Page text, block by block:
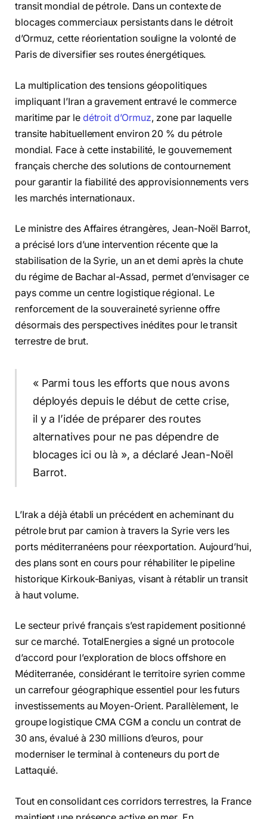
transit mondial de pétrole. Dans un contexte de
blocages commerciaux persistants dans le détroit
d’Ormuz, cette réorientation souligne la volonté de
Paris de diversifier ses routes énergétiques.
La multiplication des tensions géopolitiques
impliquant l’Iran a gravement entravé le commerce
maritime par le détroit d’Ormuz, zone par laquelle
transite habituellement environ 20 % du pétrole
mondial. Face à cette instabilité, le gouvernement
français cherche des solutions de contournement
pour garantir la fiabilité des approvisionnements vers
les marchés internationaux.
Le ministre des Affaires étrangères, Jean-Noël Barrot,
a précisé lors d’une intervention récente que la
stabilisation de la Syrie, un an et demi après la chute
du régime de Bachar al-Assad, permet d’envisager ce
pays comme un centre logistique régional. Le
renforcement de la souveraineté syrienne offre
désormais des perspectives inédites pour le transit
terrestre de brut.
« Parmi tous les efforts que nous avons
déployés depuis le début de cette crise,
il y a l’idée de préparer des routes
alternatives pour ne pas dépendre de
blocages ici ou là », a déclaré Jean-Noël
Barrot.
L’Irak a déjà établi un précédent en acheminant du
pétrole brut par camion à travers la Syrie vers les
ports méditerranéens pour réexportation. Aujourd’hui,
des plans sont en cours pour réhabiliter le pipeline
historique Kirkouk-Baniyas, visant à rétablir un transit
à haut volume.
Le secteur privé français s’est rapidement positionné
sur ce marché. TotalEnergies a signé un protocole
d’accord pour l’exploration de blocs offshore en
Méditerranée, considérant le territoire syrien comme
un carrefour géographique essentiel pour les futurs
investissements au Moyen-Orient. Parallèlement, le
groupe logistique CMA CGM a conclu un contrat de
30 ans, évalué à 230 millions d’euros, pour
moderniser le terminal à conteneurs du port de
Lattaquié.
Tout en consolidant ces corridors terrestres, la France